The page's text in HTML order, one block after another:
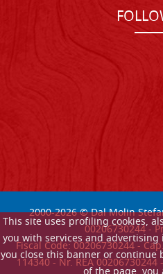
This site uses profiling cookies,
you with services and
you close this banner or
2000-2026© Dal Molin
00206730244 -
Fiscal Code: 00206730244 -
114340 - Nr. REA